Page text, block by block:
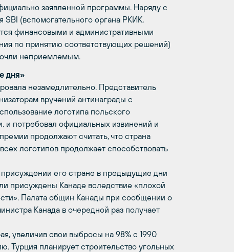
заявленной программы. Наряду с
(вспомогательного органа РКИК,
финансовыми и административными
по принятию соответствующих решений)
неприемлемым.
дня»
незамедлительно. Представитель
вручений антинаграды с
логотипа польского
и потребовал официальных извинений и
продолжают считать, что страна
логотипов продолжает способствовать
его стране в предыдущие дни
присуждены Канаде вследствие «плохой
Палата общин Канады при сообщении о
Канада в очередной раз получает
увеличив свои выбросы на 98% с 1990
Турция планирует строительство угольных